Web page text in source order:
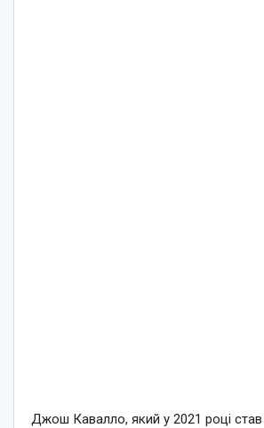
Джош Кавалло, який у 2021 році